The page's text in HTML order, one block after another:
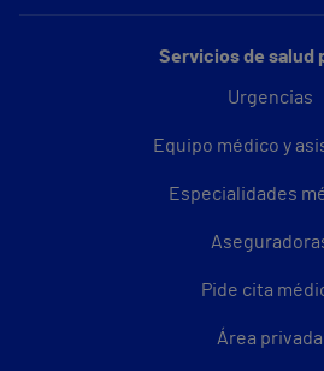
Servicios de salud
Urgencias
Equipo médico y
Especialidades
Pide cita
Área privada